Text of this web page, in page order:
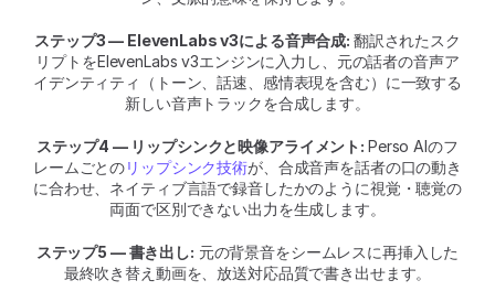
ステップ3 — ElevenLabs v3による音声合成: 翻訳されたスク
リプトをElevenLabs v3エンジンに入力し、元の話者の音声ア
イデンティティ（トーン、話速、感情表現を含む）に一致する
新しい音声トラックを合成します。
ステップ4 — リップシンクと映像アライメント: Perso AIのフ
レームごとのリップシンク技術が、合成音声を話者の口の動き
に合わせ、ネイティブ言語で録音したかのように視覚・聴覚の
両面で区別できない出力を生成します。
ステップ5 — 書き出し: 元の背景音をシームレスに再挿入した
最終吹き替え動画を、放送対応品質で書き出せます。